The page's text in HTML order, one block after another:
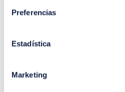
Preferencias
Estadística
Marketing
Sergio Luján
Gestor de Inversiones
Sergio es graduado en